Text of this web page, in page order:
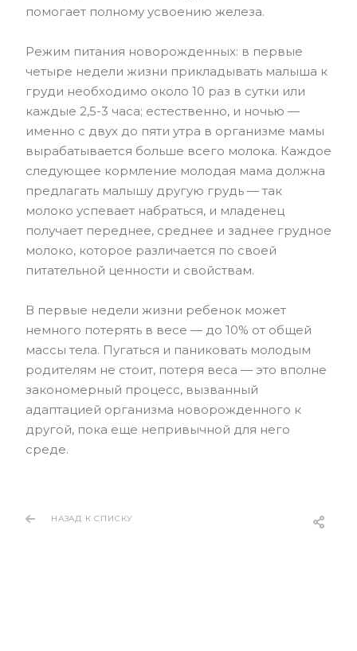
помогает полному усвоению железа.
Режим питания новорожденных: в первые
четыре недели жизни прикладывать малыша к
груди необходимо около 10 раз в сутки или
каждые 2,5-3 часа; естественно, и ночью —
именно с двух до пяти утра в организме мамы
вырабатывается больше всего молока. Каждое
следующее кормление молодая мама должна
предлагать малышу другую грудь — так
молоко успевает набраться, и младенец
получает переднее, среднее и заднее грудное
молоко, которое различается по своей
питательной ценности и свойствам.
В первые недели жизни ребенок может
немного потерять в весе — до 10% от общей
массы тела. Пугаться и паниковать молодым
родителям не стоит, потеря веса — это вполне
закономерный процесс, вызванный
адаптацией организма новорожденного к
другой, пока еще непривычной для него
среде.
НАЗАД К СПИСКУ